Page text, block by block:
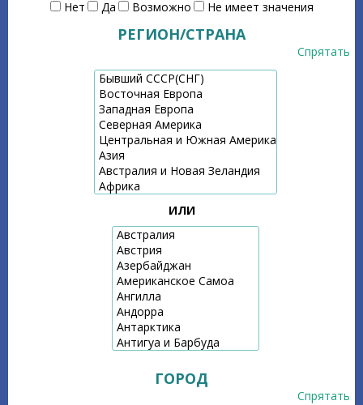
Нет
Да Возможно Не имеет значения
РЕГИОН/СТРАНА
Спрятать
ИЛИ
ГОРОД
Спрятать